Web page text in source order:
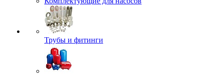
Трубы и фитинги